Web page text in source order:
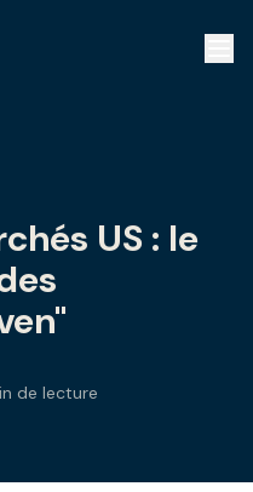
US : le
de lecture